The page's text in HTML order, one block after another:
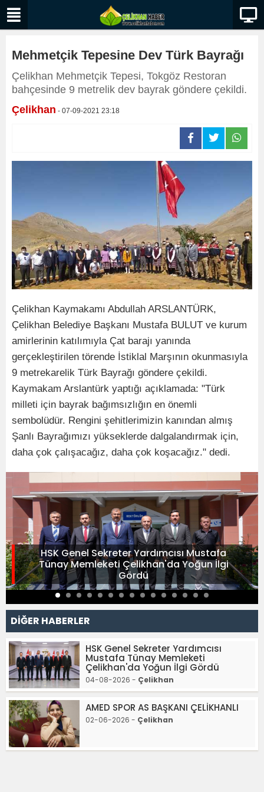
Mehmetçik Tepesine Dev Türk Bayrağı
Çelikhan Mehmetçik Tepesi, Tokgöz Restoran
bahçesinde 9 metrelik dev bayrak göndere çekildi.
Çelikhan - 07-09-2021 23:18
Çelikhan Kaymakamı Abdullah ARSLANTÜRK,
Çelikhan Belediye Başkanı Mustafa BULUT ve kurum
amirlerinin katılımıyla Çat barajı yanında
gerçekleştirilen törende İstiklal Marşının okunmasıyla
9 metrekarelik Türk Bayrağı göndere çekildi.
Kaymakam Arslantürk yaptığı açıklamada: "Türk
milleti için bayrak bağımsızlığın en önemli
sembolüdür. Rengini şehitlerimizin kanından almış
Şanlı Bayrağımızı yükseklerde dalgalandırmak için,
daha çok çalışacağız, daha çok koşacağız." dedi.
HSK Genel Sekreter Yardımcısı Mustafa
Tünay Memleketi Çelikhan'da Yoğun İlgi
Gördü
DİĞER HABERLER
HSK Genel Sekreter Yardımcısı
Mustafa Tünay Memleketi
Çelikhan'da Yoğun İlgi Gördü
04-08-2026 - Çelikhan
AMED SPOR AS BAŞKANI ÇELİKHANLI
02-06-2026 - Çelikhan